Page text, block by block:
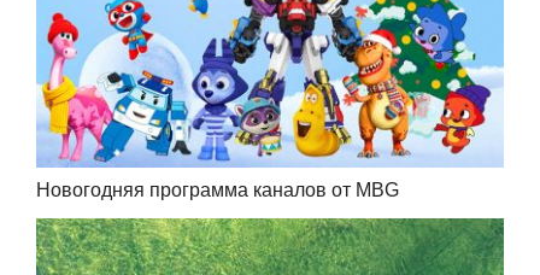
Новогодняя программа каналов от MBG